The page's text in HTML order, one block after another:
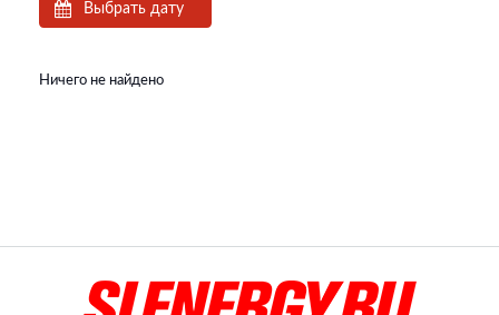
Выбрать дату
Ничего не найдено